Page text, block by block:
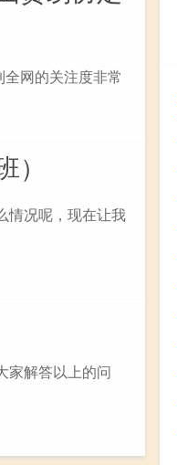
网的关注度非常
情况呢，现在让我
家解答以上的问